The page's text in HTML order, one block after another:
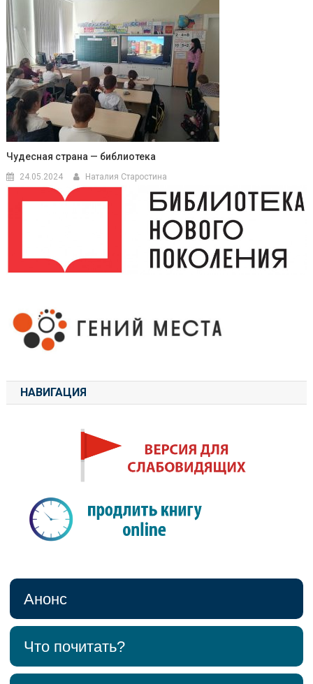
Чудесная страна — библиотека
24.05.2024 Наталия Старостина
НАВИГАЦИЯ
Анонс
Что почитать?